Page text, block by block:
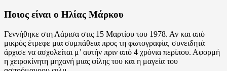
Ποιος είναι ο Ηλίας Μάρκου
Γεννήθηκε στη Λάρισα στις 15 Μαρτίου του 1978. Αν και από
μικρός έτρεφε μια συμπάθεια προς τη φωτογραφία, συνειδητά
άρχισε να ασχολείται μ’ αυτήν πριν από 4 χρόνια περίπου. Αφορμή
η χειροκίνητη μηχανή μιας φίλης του και η μαγεία του